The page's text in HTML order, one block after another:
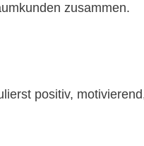
zusammen.
positiv,